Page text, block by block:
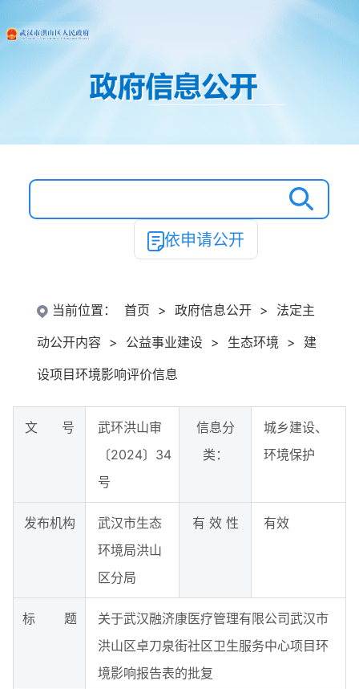
依申请公开
当前位置： 首页 > 政府信息公开 >
法定主
动公开内容 > 公益事业建设 > 生态环境 >
建
设项目环境影响评价信息
文 号
武环洪山审
〔2024〕34
号
信息分
类：
城乡建设、
环境保护
发布机构
武汉市生态
环境局洪山
区分局
有 效 性 有效
标 题
关于武汉融济康医疗管理有限公司武汉市
洪山区卓刀泉街社区卫生服务中心项目环
境影响报告表的批复